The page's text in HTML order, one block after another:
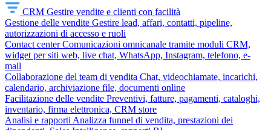
CRM Gestire vendite e clienti con facilità
Gestione delle vendite Gestire lead, affari, contatti, pipeline,
autorizzazioni di accesso e ruoli
Contact center Comunicazioni omnicanale tramite moduli CRM,
widget per siti web, live chat, WhatsApp, Instagram, telefono, e-
mail
Collaborazione del team di vendita Chat, videochiamate, incarichi,
calendario, archiviazione file, documenti online
Facilitazione delle vendite Preventivi, fatture, pagamenti, cataloghi,
inventario, firma elettronica, CRM store
Analisi e rapporti Analizza funnel di vendita, prestazioni dei